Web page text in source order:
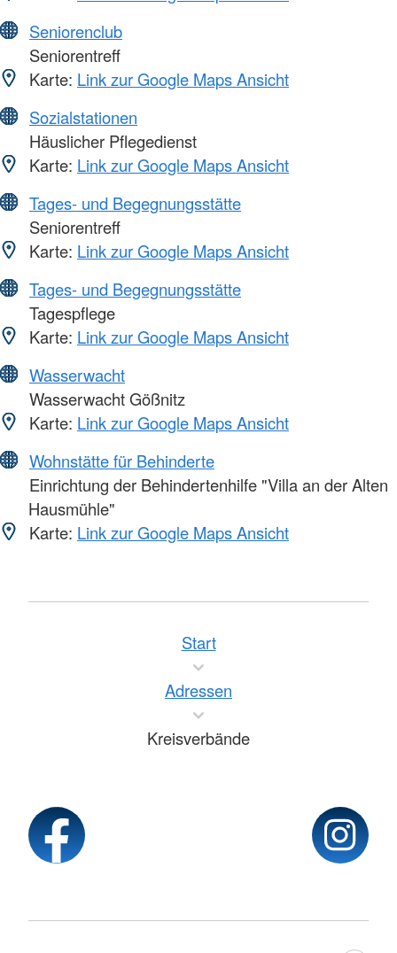
Seniorenclub
Seniorentreff
Karte: Link zur Google Maps Ansicht
Sozialstationen
Häuslicher Pflegedienst
Karte: Link zur Google Maps Ansicht
Tages- und Begegnungsstätte
Seniorentreff
Karte: Link zur Google Maps Ansicht
Tages- und Begegnungsstätte
Tagespflege
Karte: Link zur Google Maps Ansicht
Wasserwacht
Wasserwacht Gößnitz
Karte: Link zur Google Maps Ansicht
Wohnstätte für Behinderte
Einrichtung der Behindertenhilfe "Villa an der Alten
Hausmühle"
Karte: Link zur Google Maps Ansicht
Start
Adressen
Kreisverbände